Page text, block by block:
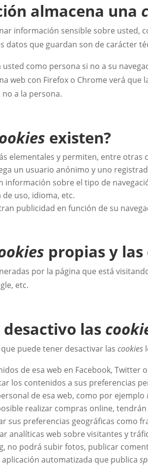
almacena una
información sensible sobre usted,
datos que guardan son de carácter
usted como persona si no a su
web con Firefox o Chrome verá
a la persona.
existen?
elementales y permiten, entre
un usuario anónimo y uno
información sobre el tipo de
uso, idioma, etc.
publicidad en función de su
propias y
por la página que está
etc.
las
puede tener desactivar lascookies
de esa web en Facebook, Twitter
los contenidos a sus preferencias
de esa web, como por ejemplo
realizar compras online,
sus preferencias geográficas como
analíticas web sobre visitantes y
no podrá subir fotos, publicar
automatizada que publica